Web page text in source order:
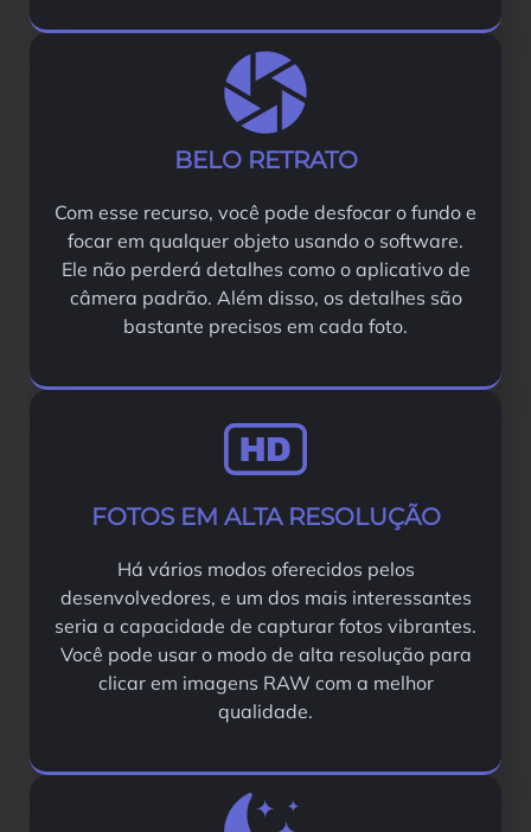
BELO RETRATO
Com esse recurso, você pode desfocar o fundo e
focar em qualquer objeto usando o software.
Ele não perderá detalhes como o aplicativo de
câmera padrão. Além disso, os detalhes são
bastante precisos em cada foto.
FOTOS EM ALTA RESOLUÇÃO
Há vários modos oferecidos pelos
desenvolvedores, e um dos mais interessantes
seria a capacidade de capturar fotos vibrantes.
Você pode usar o modo de alta resolução para
clicar em imagens RAW com a melhor
qualidade.